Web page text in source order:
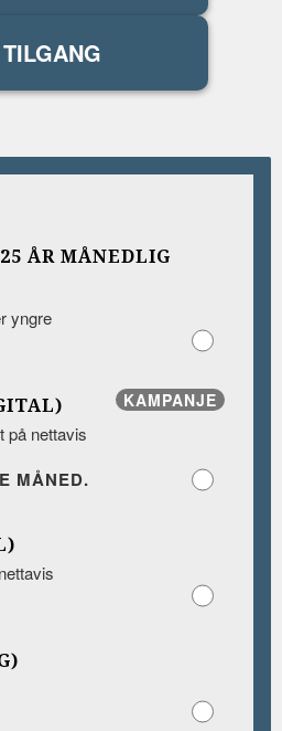
ÅR MÅNEDLIG
yngre
KAMPANJE
på nettavis
1 KR FOR FØRSTE MÅNED.